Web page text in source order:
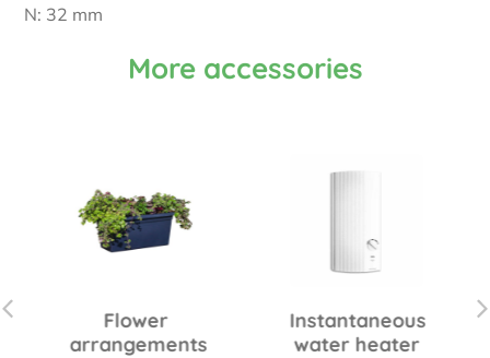
N: 32 mm
More accessories
Flower
arrangements
Instantaneous
water heater